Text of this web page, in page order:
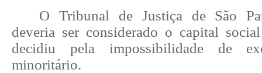
O Tribunal de Justiça de São
deveria ser considerado o capital
decidiu pela impossibilidade de
minoritário.